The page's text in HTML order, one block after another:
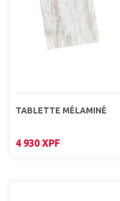
TABLETTE MÉLAMINÉ
4 930 XPF